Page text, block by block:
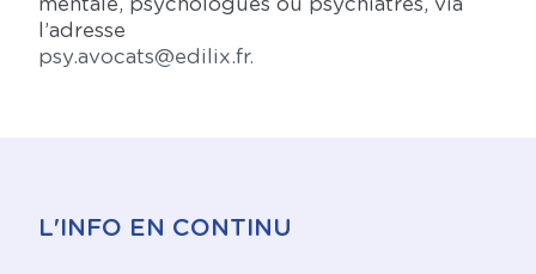
mentale, psychologues ou psychiatres, via
l’adresse
psy.avocats@edilix.fr.
L'INFO EN CONTINU